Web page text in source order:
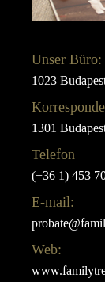
Unser Büro:
1023
1301
Telefon
(+36 1) 453
E-mail:
Web: